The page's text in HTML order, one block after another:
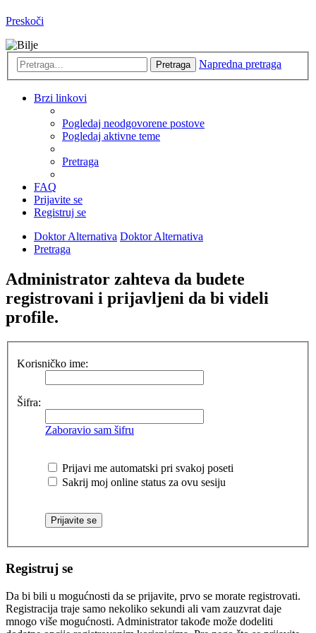
Preskoči
Pretraga Napredna pretraga
Brzi linkovi
Pogledaj neodgovorene postove
Pogledaj aktivne teme
Pretraga
FAQ
Prijavite se
Registruj se
Doktor Alternativa Doktor Alternativa
Pretraga
Administrator zahteva da budete
registrovani i prijavljeni da bi videli
profile.
Korisničko ime:
Šifra:
Zaboravio sam šifru
Prijavi me automatski pri svakoj poseti
Sakrij moj online status za ovu sesiju
Registruj se
Da bi bili u mogućnosti da se prijavite, prvo se morate registrovati.
Registracija traje samo nekoliko sekundi ali vam zauzvrat daje
mnogo više mogućnosti. Administrator takođe može dodeliti